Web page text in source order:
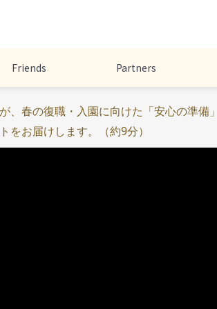
Friends Partners
、春の復職・入園に向けた「安心の準備
をお届けします。（約9分）